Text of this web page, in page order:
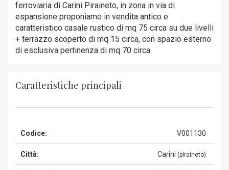
ferroviaria di Carini Piraineto, in zona in via di
espansione proponiamo in vendita antico e
caratteristico casale rustico di mq 75 circa su due livelli
+ terrazzo scoperto di mq 15 circa, con spazio esterno
di esclusiva pertinenza di mq 70 circa.
Caratteristiche principali
Codice: V001130
Città: Carini (piraineto)